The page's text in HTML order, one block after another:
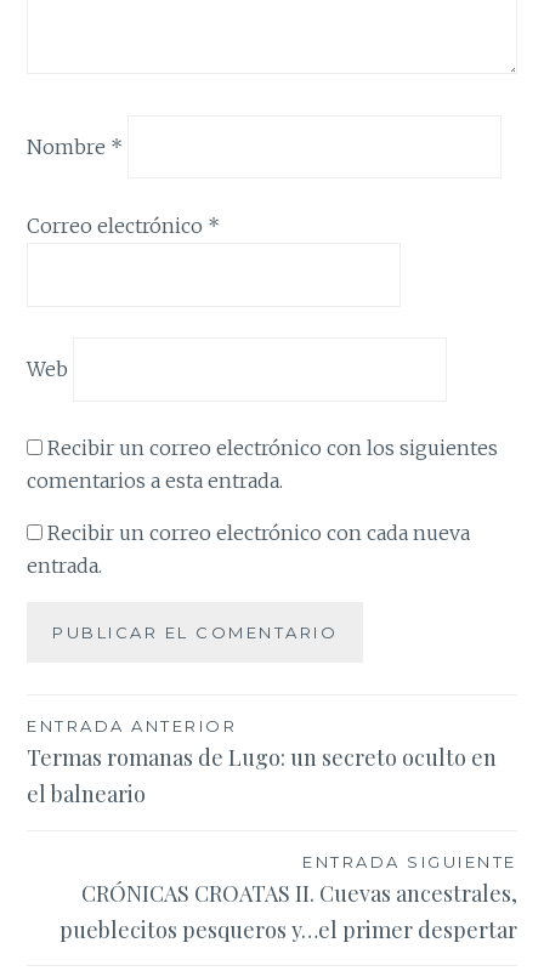
Nombre *
Correo electrónico *
Web
Recibir un correo electrónico con los siguientes
comentarios a esta entrada.
Recibir un correo electrónico con cada nueva
entrada.
Navegación
de
ENTRADA ANTERIOR
Termas romanas de Lugo: un secreto oculto en
el balneario
ENTRADA SIGUIENTE
CRÓNICAS CROATAS II. Cuevas ancestrales,
pueblecitos pesqueros y…el primer despertar